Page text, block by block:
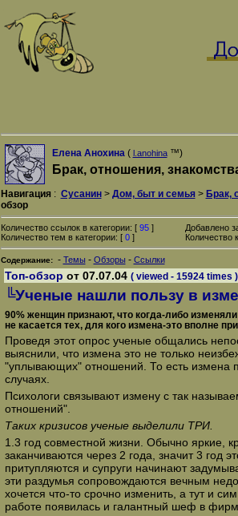
Елена Анохина( l.anohina™)
Брак, отношения,
Навигация: Сусанин> Дом, быт и семья> Брак,
обзор
Количество ссылок в категории: [ 95]
Количество тем в категории: [ 0]
Добавлено
Количество
Содержание: - Темы - Обзоры - Ссылки
Топ-обзор от 07.07.04 ( viewed - 15924 times )
╚Ученые нашли пользу в
90% женщин признают, что когда-либо
не касается тех, для кого измена-это вполне
Проведя этот опрос ученые общались
выяснили, что измена это не только
"уплывающих" отношений. То есть измена
случаях.
Психологи связывают измену с так
отношений".
Таких кризисов ученые выделили ТРИ.
1.3 год совместной жизни. Обычно яркие,
заканчиваются через 2 года, значит 3 год
притупляются и супруги начинают
эти раздумья сопровождаются вечным
хочется что-то срочно изменить, а тут и
работе появилась и галантный шеф в